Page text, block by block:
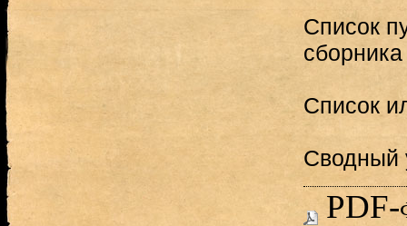
Список
Список
Сводный
PDF-